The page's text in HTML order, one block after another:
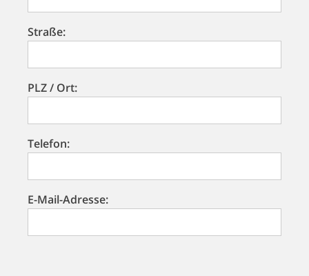
Straße:
PLZ / Ort:
Telefon:
E-Mail-Adresse: